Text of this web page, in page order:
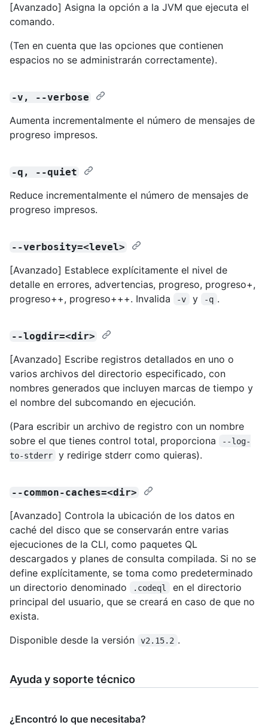
[Avanzado] Asigna la opción a la JVM que ejecuta el
comando.
(Ten en cuenta que las opciones que contienen
espacios no se administrarán correctamente).
-v, --verbose
Aumenta incrementalmente el número de mensajes de
progreso impresos.
-q, --quiet
Reduce incrementalmente el número de mensajes de
progreso impresos.
--verbosity=<level>
[Avanzado] Establece explícitamente el nivel de
detalle en errores, advertencias, progreso, progreso+,
progreso++, progreso+++. Invalida
-v y -q .
--logdir=<dir>
[Avanzado] Escribe registros detallados en uno o
varios archivos del directorio especificado, con
nombres generados que incluyen marcas de tiempo y
el nombre del subcomando en ejecución.
(Para escribir un archivo de registro con un nombre
sobre el que tienes control total, proporciona
--log-
to-stderr
y redirige stderr como quieras).
--common-caches=<dir>
[Avanzado] Controla la ubicación de los datos en
caché del disco que se conservarán entre varias
ejecuciones de la CLI, como paquetes QL
descargados y planes de consulta compilada. Si no se
define explícitamente, se toma como predeterminado
un directorio denominado
.codeql
en el directorio
principal del usuario, que se creará en caso de que no
exista.
Disponible desde la versión
v2.15.2 .
Ayuda y soporte técnico
¿Encontró lo que necesitaba?